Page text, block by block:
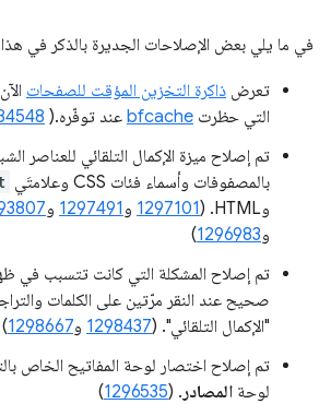
في ما يلي بعض الإصلاحات الجديرة بالذكر في هذا
تعرض ذاكرة التخزين المؤقت للصفحات
التي حظرت bfcache عند توفّره.(
تم إصلاح ميزة الإكمال التلقائي للعناصر
بالمصفوفات وأسماء فئات CSS وعلامتَي
وHTML. ( 1297101 و 1297491 و
و1296983
)
تم إصلاح المشكلة التي كانت تتسبب في
صحيح عند النقر مرّتين على الكلمات
"الإكمال التلقائي". (1298437 و1298667
)
تم إصلاح اختصار لوحة المفاتيح الخاص
لوحة المصادر . (
1296535
)